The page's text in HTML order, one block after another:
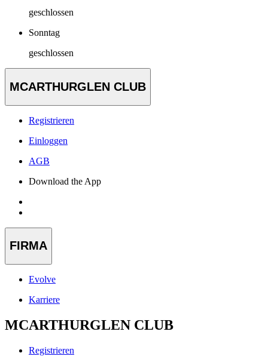
geschlossen
Sonntag
geschlossen
MCARTHURGLEN CLUB
Registrieren
Einloggen
AGB
Download the App
FIRMA
Evolve
Karriere
MCARTHURGLEN CLUB
Registrieren